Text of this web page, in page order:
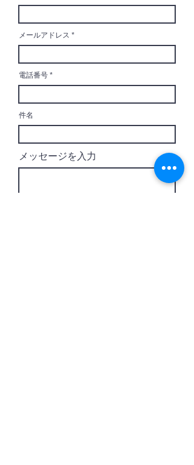
メールアドレス
電話番号
件名
メッセージを入力